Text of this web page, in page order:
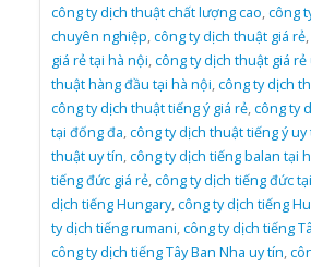
công ty dịch thuật chất lượng cao,công
chuyên nghiệp,công ty dịch thuật giá rẻ,
giá rẻ tại hà nội,công ty dịch thuật giá rẻ
thuật hàng đầu tại hà nội,công ty dịch
công ty dịch thuật tiếng ý giá rẻ,công ty
tại đống đa,công ty dịch thuật tiếng ý uy
thuật uy tín,công ty dịch tiếng balan tại
tiếng đức giá rẻ,công ty dịch tiếng đức
dịch tiếng Hungary,công ty dịch tiếng
ty dịch tiếng rumani,công ty dịch tiếng
công ty dịch tiếng Tây Ban Nha uy tín,